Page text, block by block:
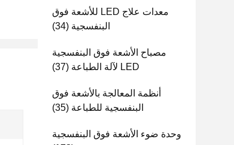
معدات علاج LED للأشعة فوق
البنفسجية (34)
مصباح الأشعة فوق البنفسجية
LED لآلة الطباعة
(37)
أنظمة المعالجة بالأشعة فوق
البنفسجية للطباعة (35)
وحدة ضوء الأشعة فوق البنفسجية